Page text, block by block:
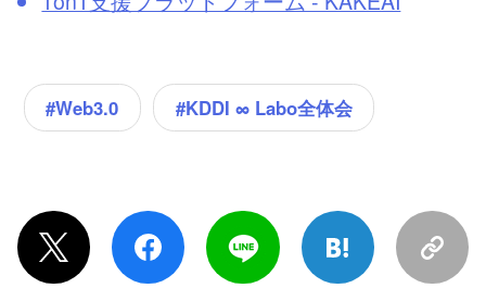
#Web3.0 #KDDI ∞ Labo全体会